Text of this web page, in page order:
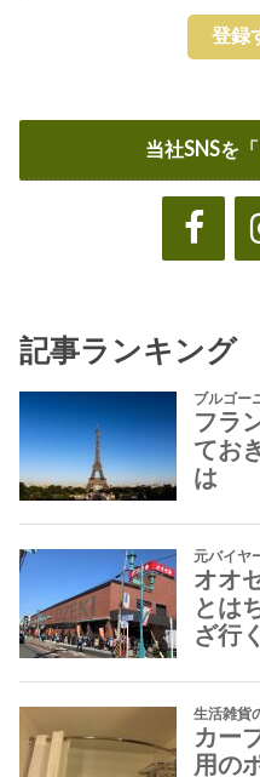
当社SNSを
記事ランキング